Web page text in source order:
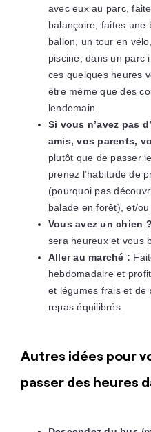
avec eux au parc,
balançoire, faites une
ballon, un tour en
piscine, dans un parc
ces quelques heures
être même que des
lendemain.
Si vous n’avez pas
amis, vos parents,
plutôt que de passer
prenez l’habitude de
(pourquoi pas
balade en forêt), et/
Vous avez un chien ?
sera heureux et vous
Aller au marché :
hebdomadaire et
et légumes frais et de
repas équilibrés.
Autres idées pour
passer des heures